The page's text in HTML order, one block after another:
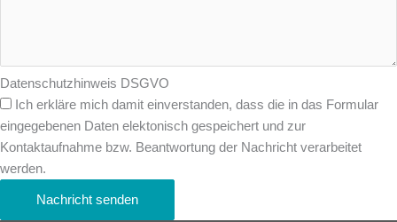
Datenschutzhinweis DSGVO
Ich erkläre mich damit einverstanden, dass die in das Formular
eingegebenen Daten elektonisch gespeichert und zur
Kontaktaufnahme bzw. Beantwortung der Nachricht verarbeitet
werden.
Nachricht senden